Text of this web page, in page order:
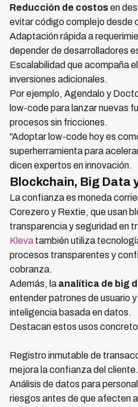
Reducción de costosen
evitar código complejo desde
Adaptación rápida a
depender de desarrolladores
Escalabilidad que acompaña
inversiones adicionales.
Por ejemplo, Agendalo y
low-code para lanzar nuevas
procesos sin fricciones.
"Adoptar low-code hoy es
superherramienta para
dicen expertos en innovación.
Blockchain, Big Data
La confianza es moneda
Corezero y Rextie, que usan
transparencia y seguridad en
Kleva también utiliza
procesos transparentes y
cobranza.
Además, la analítica de big
entender patrones de usuario
inteligencia basada en datos.
Destacan estos usos
Registro inmutable de
mejora la confianza del cliente.
Análisis de datos para
riesgos antes de que afecten